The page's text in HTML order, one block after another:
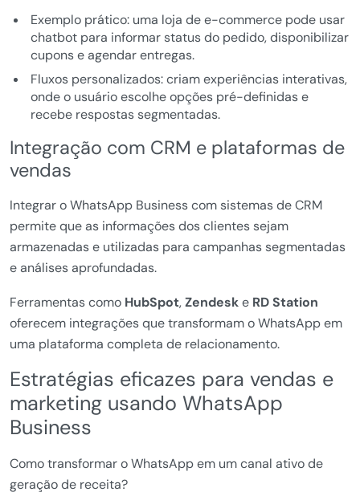
Exemplo prático: uma loja de e-commerce pode usar
chatbot para informar status do pedido, disponibilizar
cupons e agendar entregas.
Fluxos personalizados: criam experiências interativas,
onde o usuário escolhe opções pré-definidas e
recebe respostas segmentadas.
Integração com CRM e plataformas de
vendas
Integrar o WhatsApp Business com sistemas de CRM
permite que as informações dos clientes sejam
armazenadas e utilizadas para campanhas segmentadas
e análises aprofundadas.
Ferramentas como HubSpot,Zendeske RD Station
oferecem integrações que transformam o WhatsApp em
uma plataforma completa de relacionamento.
Estratégias eficazes para vendas e
marketing usando WhatsApp
Business
Como transformar o WhatsApp em um canal ativo de
geração de receita?